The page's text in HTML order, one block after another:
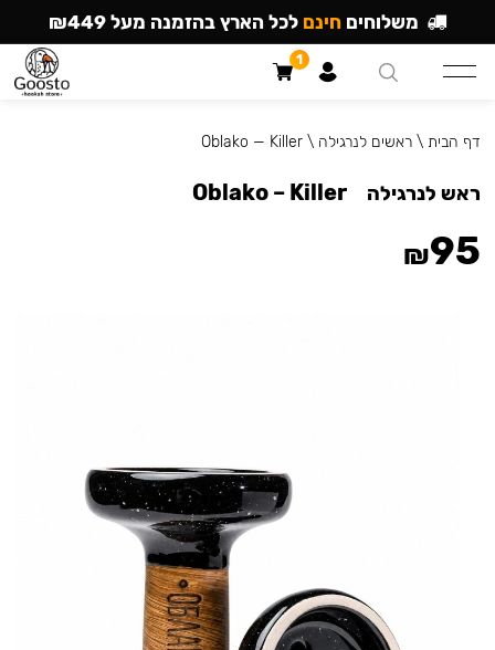
דף הבית \ראשים לנרגילה \
Oblako — Killer
ראש לנרגילה Oblako – Killer
₪95
משלוחים חינם לכל הארץ בהזמנה מעל ₪449
1